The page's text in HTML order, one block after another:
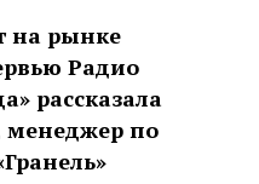
на рынке
Радио
рассказала
менеджер по